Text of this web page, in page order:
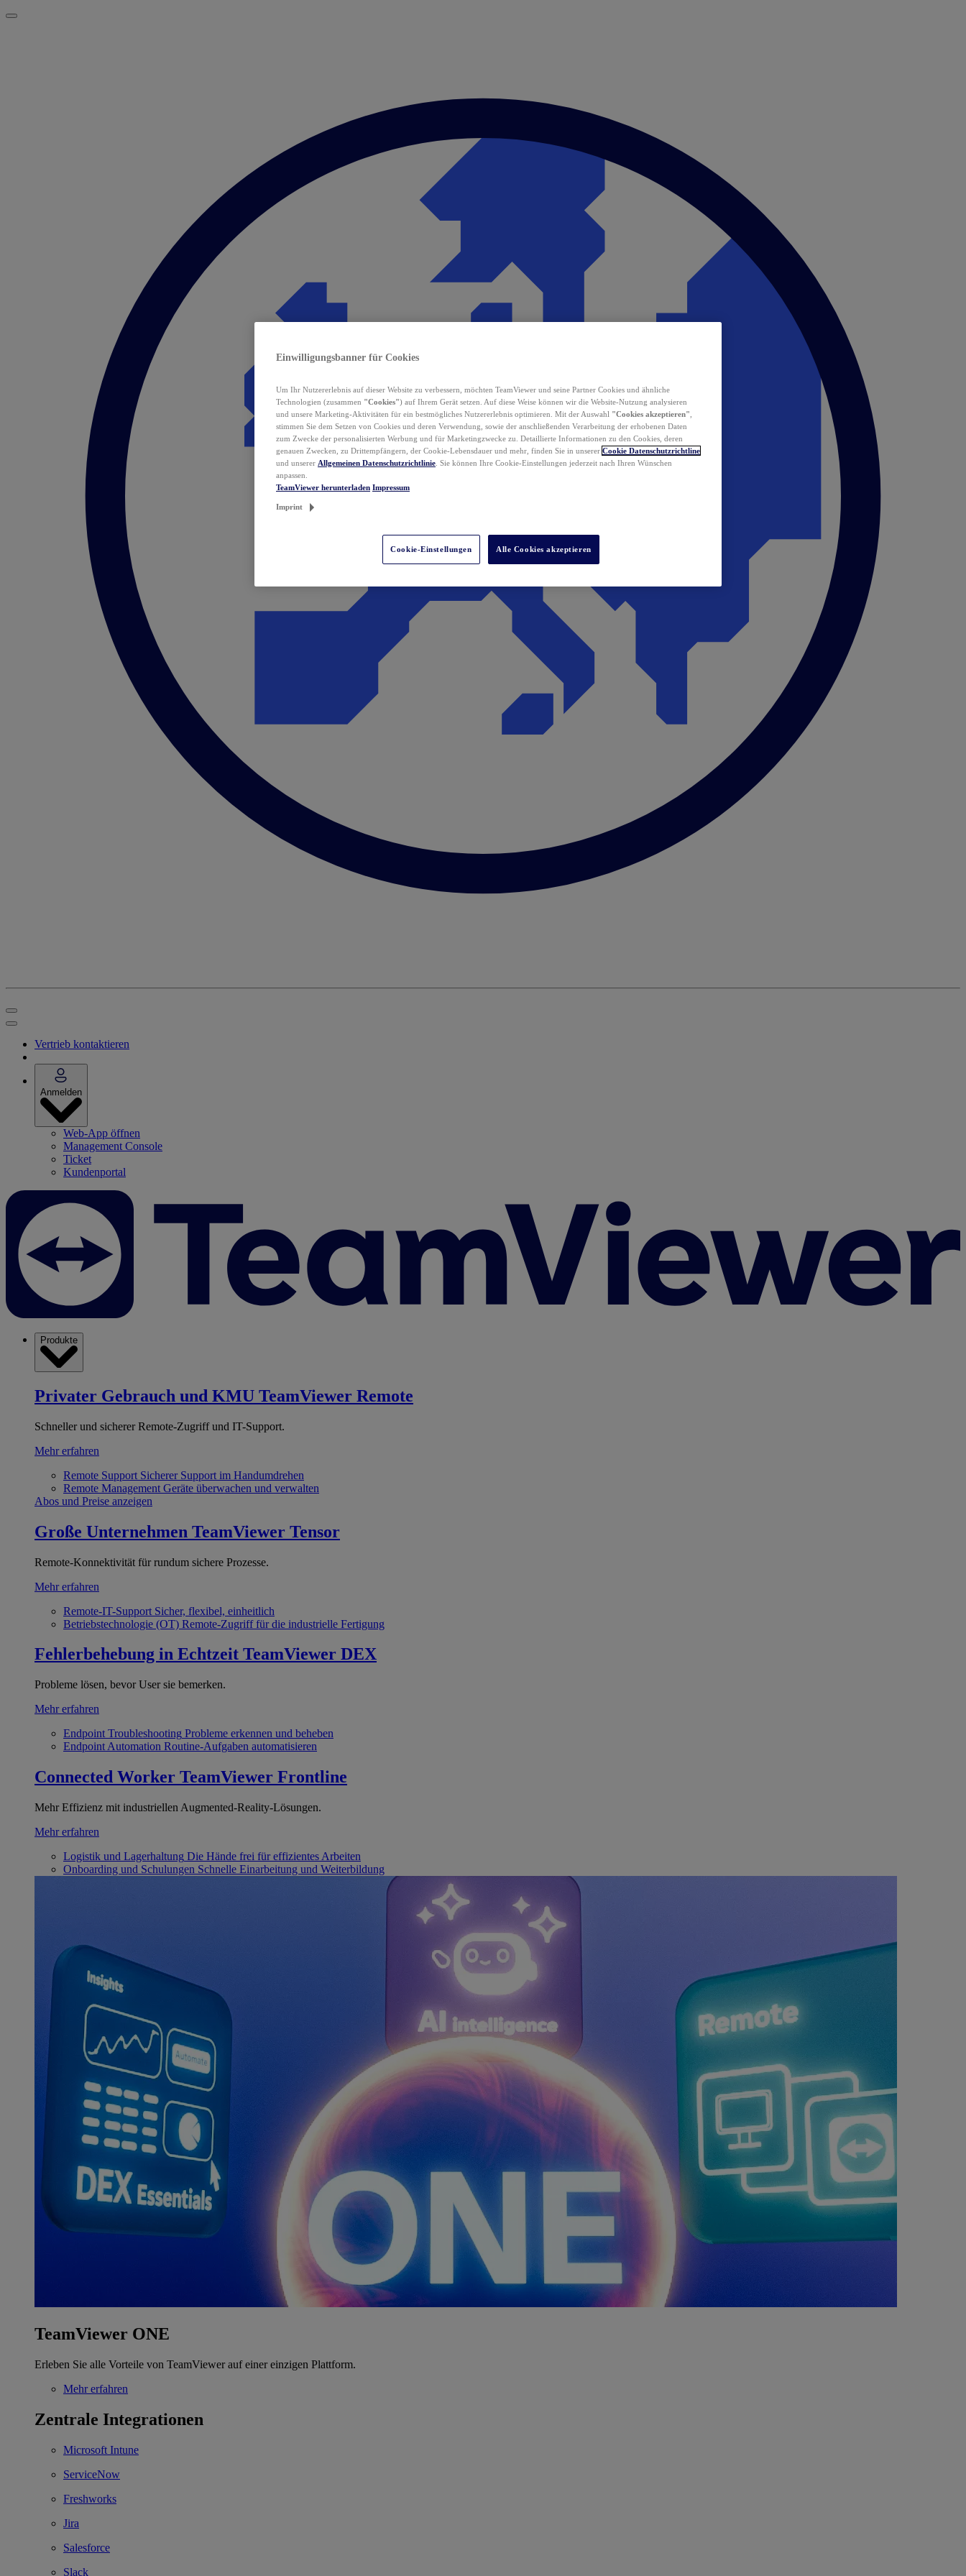
Vertrieb kontaktieren
Anmelden
Web-App öffnen
Management Console
Ticket
Kundenportal
Produkte
Privater Gebrauch und KMU TeamViewer Remote
Schneller und sicherer Remote-Zugriff und IT-Support.
Mehr erfahren
Remote Support Sicherer Support im Handumdrehen
Remote Management Geräte überwachen und verwalten
Abos und Preise anzeigen
Große Unternehmen TeamViewer Tensor
Remote-Konnektivität für rundum sichere Prozesse.
Mehr erfahren
Remote-IT-Support Sicher, flexibel, einheitlich
Betriebstechnologie (OT) Remote-Zugriff für die industrielle Fertigung
Fehlerbehebung in Echtzeit TeamViewer DEX
Probleme lösen, bevor User sie bemerken.
Mehr erfahren
Endpoint Troubleshooting Probleme erkennen und beheben
Endpoint Automation Routine-Aufgaben automatisieren
Connected Worker TeamViewer Frontline
Mehr Effizienz mit industriellen Augmented-Reality-Lösungen.
Mehr erfahren
Logistik und Lagerhaltung Die Hände frei für effizientes Arbeiten
Onboarding und Schulungen Schnelle Einarbeitung und Weiterbildung
TeamViewer ONE
Erleben Sie alle Vorteile von TeamViewer auf einer einzigen Plattform.
Mehr erfahren
Zentrale Integrationen
Microsoft Intune
ServiceNow
Freshworks
Jira
Salesforce
Slack
Einwilligungsbanner für Cookies
Um Ihr Nutzererlebnis auf dieser Website zu verbessern, möchten TeamViewer und seine Partner Cookies und ähnliche
Technologien (zusammen "Cookies") auf Ihrem Gerät setzen. Auf diese Weise können wir die Website-Nutzung analysieren
und unsere Marketing-Aktivitäten für ein bestmögliches Nutzererlebnis optimieren. Mit der Auswahl "Cookies akzeptieren"
stimmen Sie dem Setzen von Cookies und deren Verwendung, sowie der anschließenden Verarbeitung der erhobenen Daten
zum Zwecke der personalisierten Werbung und für Marketingzwecke zu. Detaillierte Informationen zu den Cookies, deren
genauen Zwecken, zu Drittempfängern, der Cookie-Lebensdauer und mehr, finden Sie in unserer Cookie Datenschutzrichtline
und unserer Allgemeinen Datenschutzrichtlinie . Sie können Ihre Cookie-Einstellungen jederzeit nach Ihren Wünschen
anpassen.
TeamViewer herunterladen Impressum
Imprint
Cookie-Einstellungen Alle Cookies akzeptieren